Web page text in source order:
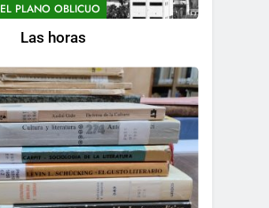
EL PLANO OBLICUO
Las horas